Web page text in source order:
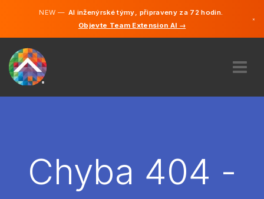
NEW —AI inženýrské týmy, připraveny za 72 hodin.
Objevte Team Extension AI →
×
NAJMOUT
Angličtina
Chyba 404 -